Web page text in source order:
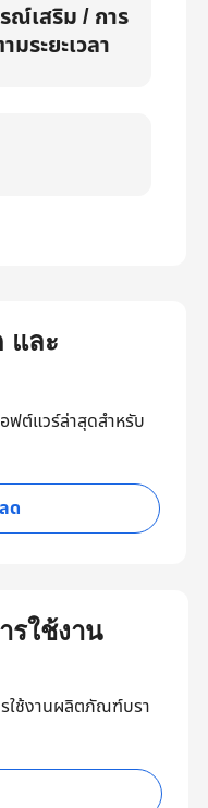
ณ์เสริม / การ
ระยะเวลา
และ
ฟต์แวร์ล่าสุดสำหรับ
ด
รใช้งาน
รใช้งานผลิตภัณฑ์บรา